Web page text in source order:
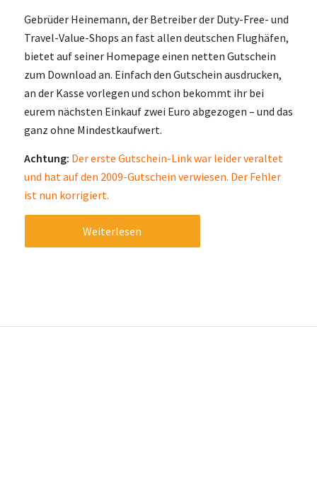
Gebrüder Heinemann, der Betreiber der Duty-Free- und
Travel-Value-Shops an fast allen deutschen Flughäfen,
bietet auf seiner Homepage einen netten Gutschein
zum Download an. Einfach den Gutschein ausdrucken,
an der Kasse vorlegen und schon bekommt ihr bei
eurem nächsten Einkauf zwei Euro abgezogen – und das
ganz ohne Mindestkaufwert.
Achtung: Der erste Gutschein-Link war leider veraltet
und hat auf den 2009-Gutschein verwiesen. Der Fehler
ist nun korrigiert.
Weiterlesen